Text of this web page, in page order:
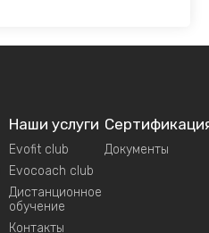
Наши услуги
Evofit club
Evocoach club
Дистанционное
обучение
Контакты
Документы